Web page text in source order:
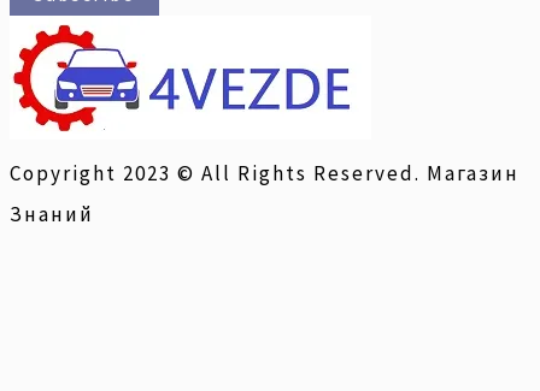
Copyright 2023 © All Rights Reserved. Магазин
Знаний